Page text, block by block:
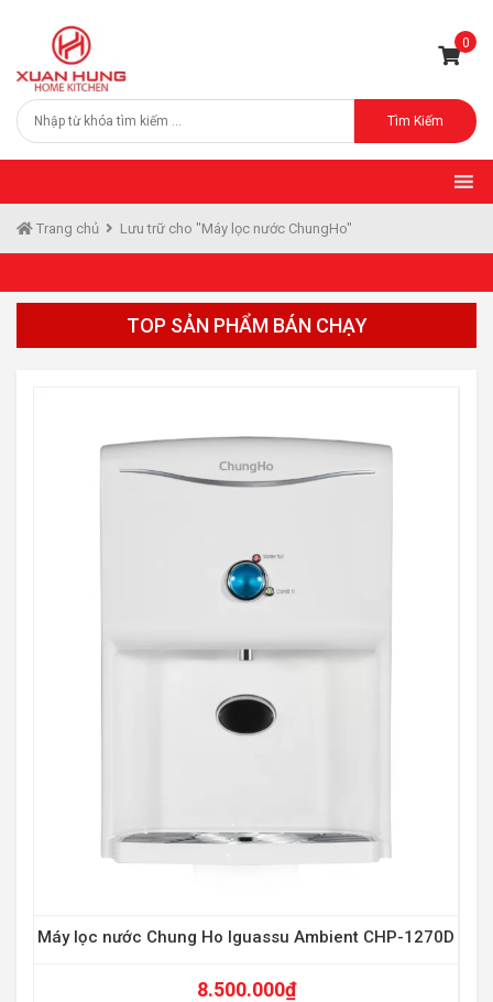
0
Tìm Kiếm
Trang chủ Lưu trữ cho "Máy lọc nước ChungHo"
TOP SẢN PHẨM BÁN CHẠY
Máy lọc nước Chung Ho Iguassu Ambient CHP-1270D
8.500.000₫